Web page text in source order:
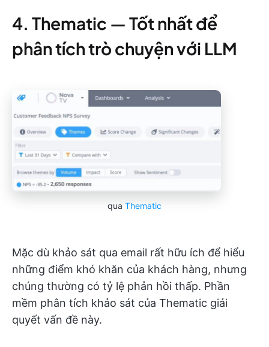
4. Thematic — Tốt nhất để
phân tích trò chuyện với LLM
qua Thematic
Mặc dù khảo sát qua email rất hữu ích để hiểu
những điểm khó khăn của khách hàng, nhưng
chúng thường có tỷ lệ phản hồi thấp. Phần
mềm phân tích khảo sát của Thematic giải
quyết vấn đề này.